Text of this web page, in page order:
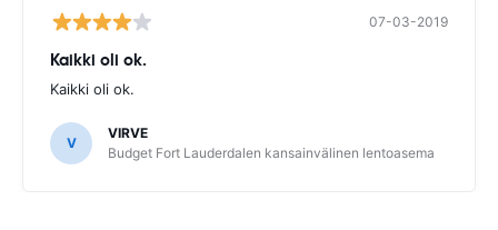
07-03-2019
Kaikki oli ok.
Kaikki oli ok.
V
VIRVE
Budget Fort Lauderdalen kansainvälinen lentoasema